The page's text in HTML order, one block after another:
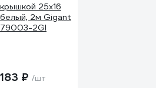
RAL9005 EL
183 ₽ /шт